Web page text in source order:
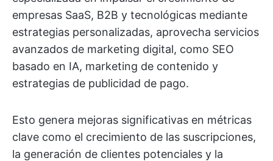
empresas SaaS, B2B y tecnológicas mediante
estrategias personalizadas, aprovecha servicios
avanzados de marketing digital, como SEO
basado en IA, marketing de contenido y
estrategias de publicidad de pago.
Esto genera mejoras significativas en métricas
clave como el crecimiento de las suscripciones,
la generación de clientes potenciales y la